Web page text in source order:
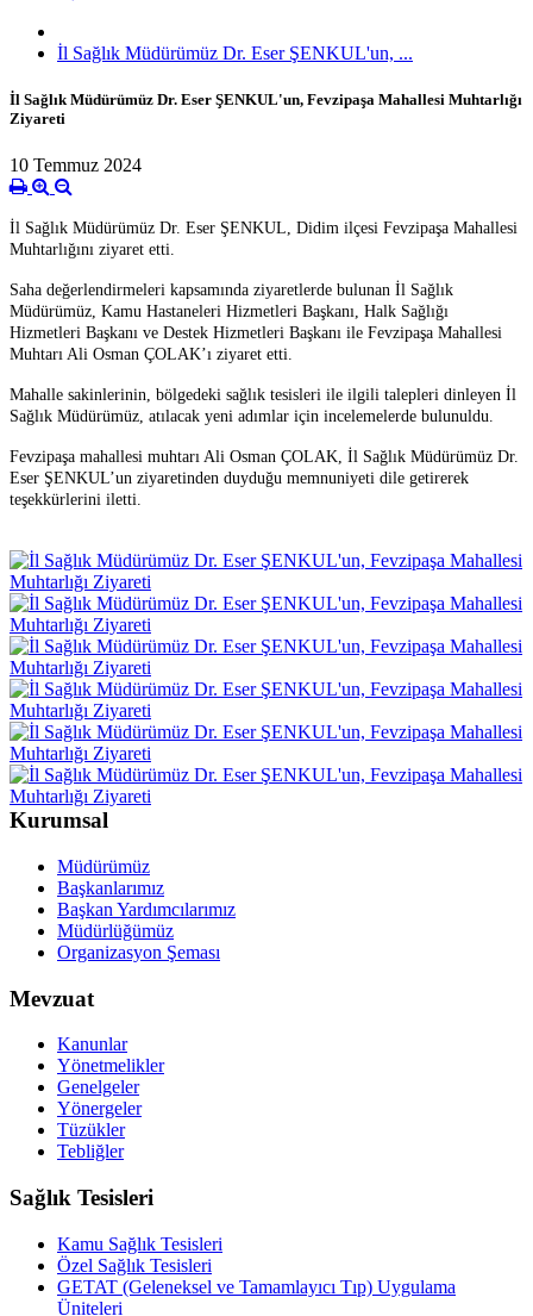
İl Sağlık Müdürümüz Dr. Eser ŞENKUL'un, ...
İl Sağlık Müdürümüz Dr. Eser ŞENKUL'un, Fevzipaşa Mahallesi Muhtarlığı
Ziyareti
10 Temmuz 2024
İl Sağlık Müdürümüz Dr. Eser ŞENKUL, Didim ilçesi Fevzipaşa Mahallesi
Muhtarlığını ziyaret etti.
Saha değerlendirmeleri kapsamında ziyaretlerde bulunan İl Sağlık
Müdürümüz, Kamu Hastaneleri Hizmetleri Başkanı, Halk Sağlığı
Hizmetleri Başkanı ve Destek Hizmetleri Başkanı ile Fevzipaşa Mahallesi
Muhtarı Ali Osman ÇOLAK’ı ziyaret etti.
Mahalle sakinlerinin, bölgedeki sağlık tesisleri ile ilgili talepleri dinleyen İl
Sağlık Müdürümüz, atılacak yeni adımlar için incelemelerde bulunuldu.
Fevzipaşa mahallesi muhtarı Ali Osman ÇOLAK, İl Sağlık Müdürümüz Dr.
Eser ŞENKUL’un ziyaretinden duyduğu memnuniyeti dile getirerek
teşekkürlerini iletti.
Kurumsal
Müdürümüz
Başkanlarımız
Başkan Yardımcılarımız
Müdürlüğümüz
Organizasyon Şeması
Mevzuat
Kanunlar
Yönetmelikler
Genelgeler
Yönergeler
Tüzükler
Tebliğler
Sağlık Tesisleri
Kamu Sağlık Tesisleri
Özel Sağlık Tesisleri
GETAT (Geleneksel ve Tamamlayıcı Tıp) Uygulama
Üniteleri